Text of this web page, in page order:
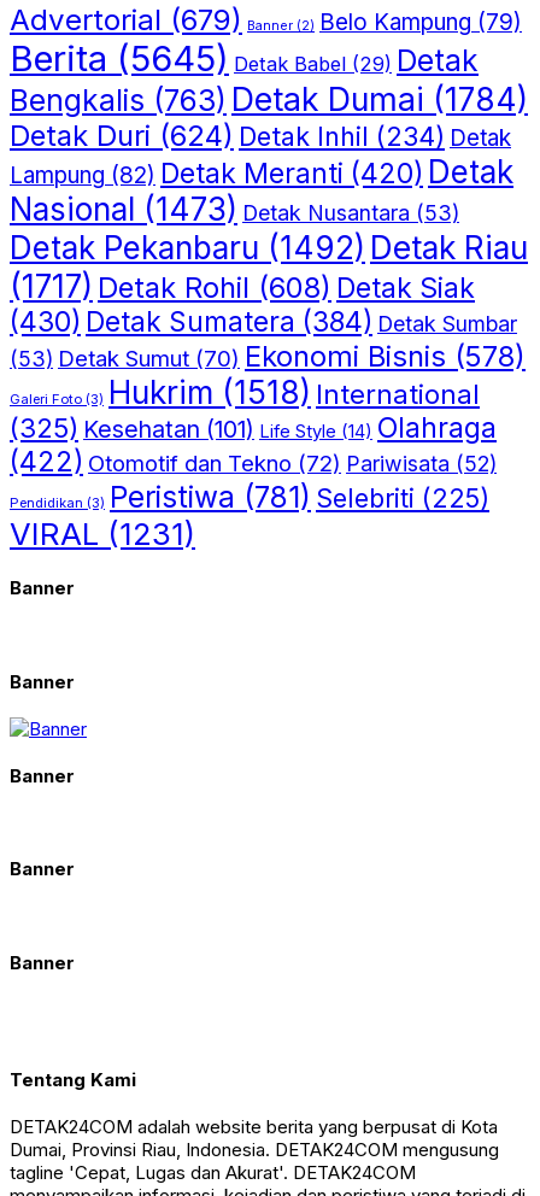
Advertorial (679) Banner (2) Belo Kampung (79)
Berita (5645) Detak Babel (29) Detak
Bengkalis (763) Detak Dumai (1784)
Detak Duri (624) Detak Inhil (234) Detak
Lampung (82) Detak Meranti (420) Detak
Nasional (1473) Detak Nusantara (53)
Detak Pekanbaru (1492) Detak Riau
(1717) Detak Rohil (608) Detak Siak
(430) Detak Sumatera (384) Detak Sumbar
(53) Detak Sumut (70) Ekonomi Bisnis (578)
Galeri Foto (3) Hukrim (1518) International
(325) Kesehatan (101) Life Style (14) Olahraga
(422) Otomotif dan Tekno (72) Pariwisata (52)
Pendidikan (3) Peristiwa (781) Selebriti (225)
VIRAL (1231)
Banner
Banner
Banner
Banner
Banner
Tentang Kami
DETAK24COM adalah website berita yang berpusat di Kota
Dumai, Provinsi Riau, Indonesia. DETAK24COM mengusung
tagline 'Cepat, Lugas dan Akurat'. DETAK24COM